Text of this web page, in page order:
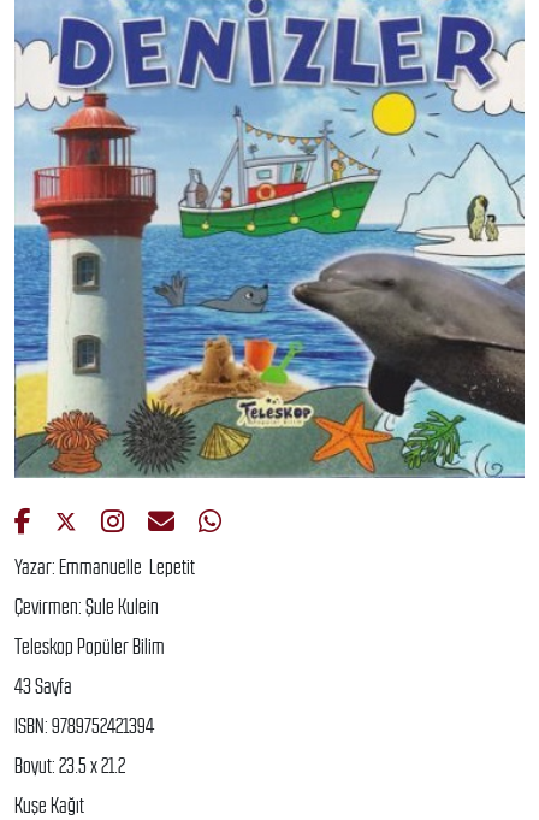
Yazar: Emmanuelle Lepetit
Çevirmen: Şule Kulein
Teleskop Popüler Bilim
43 Sayfa
ISBN: 9789752421394
Boyut: 23.5 x 21.2
Kuşe Kağıt